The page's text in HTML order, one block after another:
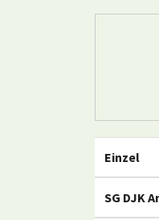
Einzel
SG DJK